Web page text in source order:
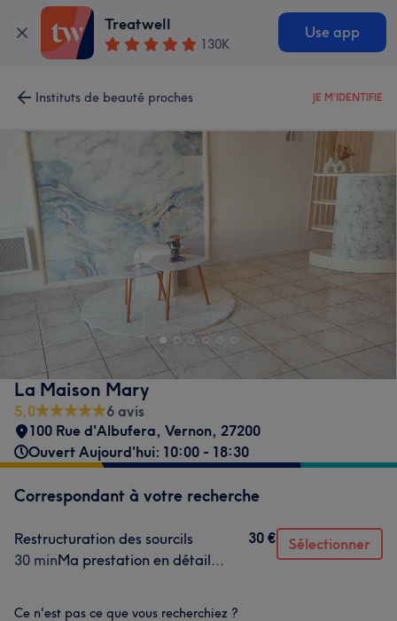
Treatwell
130K
Use app
Instituts de beauté proches JE M'IDENTIFIE
La Maison Mary
5,0
6 avis
100 Rue d'Albufera, Vernon, 27200
Ouvert Aujourd'hui: 10:00 - 18:30
Correspondant à votre recherche
Restructuration des sourcils
30 minMa prestation en détail...
30 € Sélectionner
Ce n'est pas ce que vous recherchiez ?